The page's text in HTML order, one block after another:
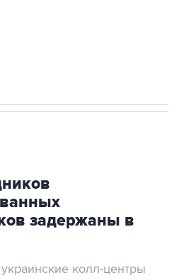
задержаны в
колл-центры
в ФСБ